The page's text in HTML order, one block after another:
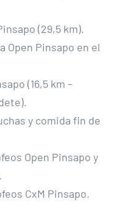
(29,5 km).
Open Pinsapo en el
(16,5 km –
y comida fin de
Open Pinsapo y
CxM Pinsapo.